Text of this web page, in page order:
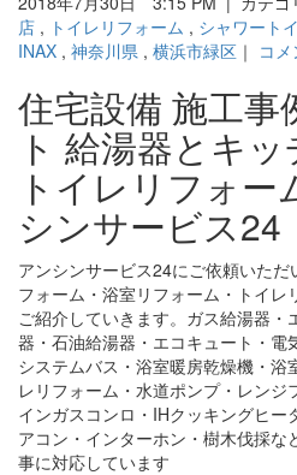
店 , トイレリフォーム , シャワート
INAX , 神奈川県 , 横浜市緑区 ｜ コメ
住宅設備 施工事
ト 給湯器とキッ
トイレリフォー
シンサービス24
アンシンサービス24にご依頼いた
フォーム・浴室リフォーム・トイレ
ご紹介していきます。ガス給湯器・
器・石油給湯器・エコキュート・電
システムバス・浴室暖房乾燥機・浴
レリフォーム・水道ポンプ・レンジ
インガスコンロ・IHクッキングヒー
アコン・インターホン・樹木伐採な
事に対応しています